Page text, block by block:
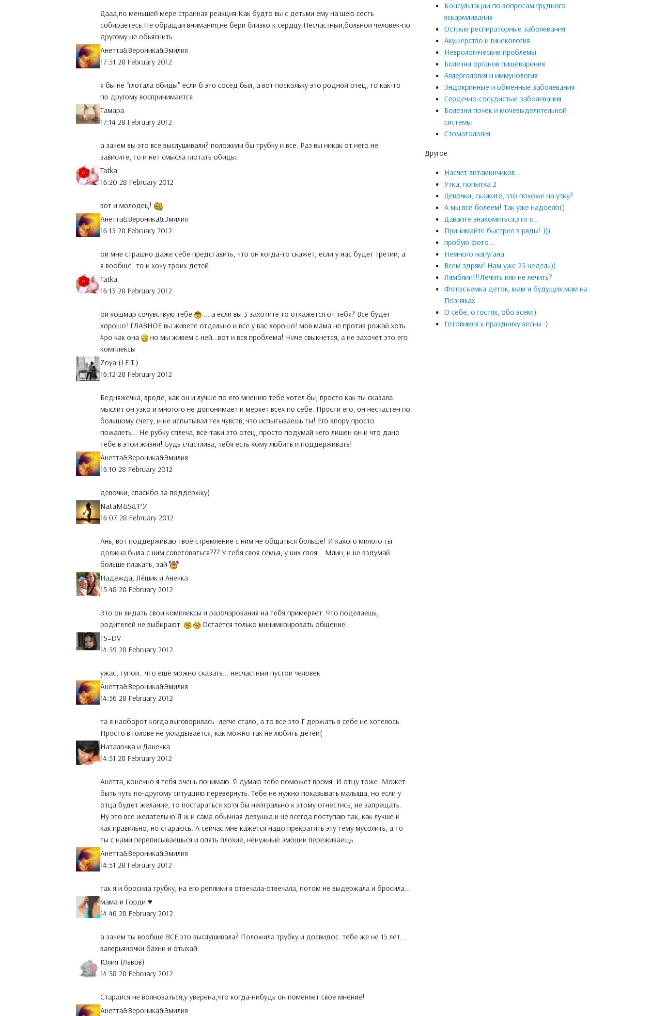
Дааа,по меньшей мере странная реакция.Как будто вы с детьми ему на шею сесть
собираетесь.Не обращай внимания,не бери близко к сердцу.Несчастный,больной человек-по
другому не обьяснить...
Анетта&Вероника&Эмилия
17:31 28 February 2012
я бы не "глотала обиды" если б это сосед был, а вот поскольку это родной отец, то как-то
по другому воспринимается
Тамара
17:14 28 February 2012
а зачем вы это все выслушивали? положили бы трубку и все. Раз вы никак от него не
зависите, то и нет смысла глотать обиды.
Tatka
16:20 28 February 2012
вот и молодец!
Анетта&Вероника&Эмилия
16:15 28 February 2012
ой мне страшно даже себе представить, что он когда-то скажет, если у нас будет третий, а
я вообще -то и хочу троих детей.
Tatka
16:13 28 February 2012
ой кошмар сочувствую тебе
... а если вы 3 захотите то откажется от тебя? Все будет
хорошо! ГЛАВНОЕ вы живете отдельно и все у вас хорошо! моя мама не против рожай хоть
4ро как она
но мы живем с ней...вот и вся проблема! Ниче свыкнется, а не захочет это его
комплексы
Zoya (J.E.T.)
16:12 28 February 2012
Бедняжечка, вроде, как он и лучше по его мнению тебе хотел бы, просто как ты сказала
мыслит он узко и многого не допонимает и меряет всех по себе. Прости его, он несчастен по
большому счету, и не испытывал тех чувств, что испытываешь ты! Его впору просто
пожалеть... Не рубку сплеча, все-таки это отец, просто подумай чего лишен он и что дано
тебе в этой жизни! Будь счастлива, тебя есть кому любить и поддерживать!
Анетта&Вероника&Эмилия
16:10 28 February 2012
девочки, спасибо за поддержку)
NataM&S&Tツ
16:07 28 February 2012
Ань, вот поддерживаю твоё стремление с ним не общаться больше! И какого милого ты
должна была с ним советоваться??? У тебя своя семья, у них своя... Млин, и не вздумай
больше плакать, зай
Надежда, Лёшик и Анечка
15:48 28 February 2012
Это он видать свои комплексы и разочарования на тебя примеряет. Что поделаешь,
родителей не выбирают.
Остается только минимизировать общение.
TS=DV
14:59 28 February 2012
ужас, тупой.. что ещё можно сказать... несчастный пустой человек
Анетта&Вероника&Эмилия
14:56 28 February 2012
та я наоборот когда выговорилась -легче стало, а то все это Г держать в себе не хотелось.
Просто в голове не укладывается, как можно так не любить детей(
Наталочка и Данечка
14:51 28 February 2012
Анетта, конечно я тебя очень понимаю. Я думаю тебе поможет время. И отцу тоже. Может
быть чуть по-другому ситуацию перевернуть. Тебе не нужно показывать малыша, но если у
отца будет желание, то постараться хотя бы нейтрально к этому отнестись, не запрещать.
Ну это все желательно.Я ж и сама обычная девушка и не всегда поступаю так, как лучше и
как правильно, но стараюсь. А сейчас мне кажется надо прекратить эту тему мусолить, а то
ты с нами переписываешься и опять плохие, ненужные эмоции переживаещь.
Анетта&Вероника&Эмилия
14:51 28 February 2012
так я и бросила трубку, на его реплики я отвечала-отвечала, потом не выдержала и бросила...
мама и Горди ♥
14:46 28 February 2012
а зачем ты вообще ВСЕ это выслушивала? Положила трубку и досвидос. тебе же не 15 лет...
валерьяночки бахни и отыхай.
Юлия (Львов)
14:38 28 February 2012
Старайся не волноваться,у уверена,что когда-нибудь он поменяет свое мнение!
Анетта&Вероника&Эмилия
Консультации по вопросам грудного
вскармливания
Острые респираторные заболевания
Акушерство и гинекология
Неврологические проблемы
Болезни органов пищеварения
Аллергология и иммунология
Эндокринные и обменные заболевания
Сердечно-сосудистые заболевания
Болезни почек и мочевыделительной
системы
Стоматология
Другое
Насчёт витаминчиков...
Утка, попытка 2
Девочки, скажите, это похоже на утку?
А мы все болеем! Так уже надоело((
Давайте знакомиться,это я...
Принимайте быстрее в ряды! )))
пробую фото...
Немного напугана
Всем здрям! Нам уже 25 недель))
Лямблии!!!Лечить или не лечить?
Фотосъемка деток, мам и будущих мам на
Позняках
О себе, о гостях, обо всем:)
Готовимся к празднику весны :)